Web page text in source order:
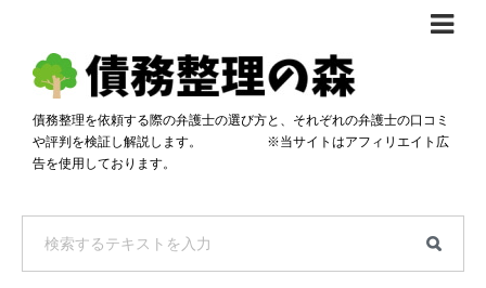
債務整理体験談
おすすめ
料金比較
自己破産・個人再生料金比較
過払い金料金比較
専門家の選び方
料金で選ぶ
債務整理を依頼する際の弁護士の選び方と、それぞれの弁護士の口コミ
や評判を検証し解説します。 ※当サイトはアフィリエイト広
告を使用しております。